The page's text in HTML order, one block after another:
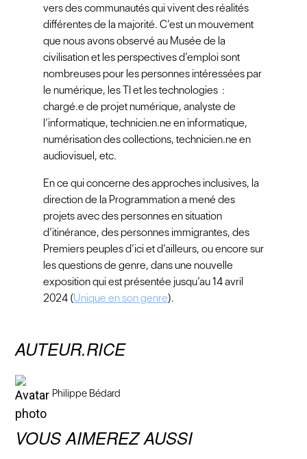
vers des communautés qui vivent des réalités
différentes de la majorité. C’est un mouvement
que nous avons observé au Musée de la
civilisation et les perspectives d’emploi sont
nombreuses pour les personnes intéressées par
le numérique, les TI et les technologies :
chargé.e de projet numérique, analyste de
l’informatique, technicien.ne en informatique,
numérisation des collections, technicien.ne en
audiovisuel, etc.
En ce qui concerne des approches inclusives, la
direction de la Programmation a mené des
projets avec des personnes en situation
d’itinérance, des personnes immigrantes, des
Premiers peuples d’ici et d’ailleurs, ou encore sur
les questions de genre, dans une nouvelle
exposition qui est présentée jusqu’au 14 avril
2024 (Unique en son genre).
AUTEUR.RICE
Philippe Bédard
VOUS AIMEREZ AUSSI